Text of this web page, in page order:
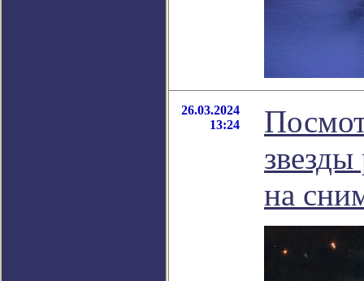
26.03.2024
13:24
на